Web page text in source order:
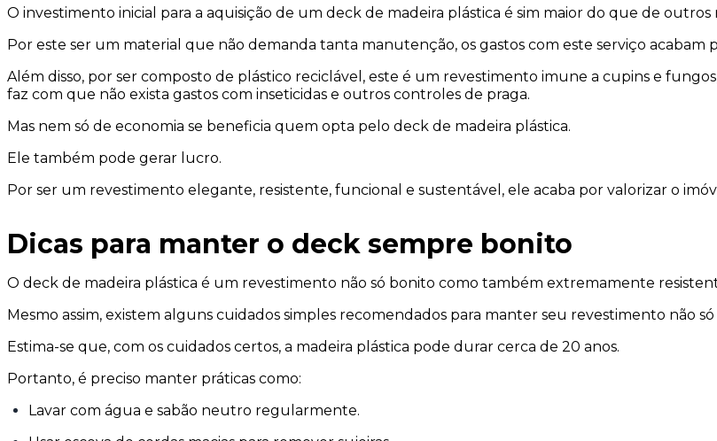
O investimento inicial para a aquisição de um deck de madeira plástica é sim maior do que de
Por este ser um material que não demanda tanta manutenção, os gastos com este serviço acabam
Além disso, por ser composto de plástico reciclável, este é um revestimento imune a cupins e
faz com que não exista gastos com inseticidas e outros controles de praga.
Mas nem só de economia se beneficia quem opta pelo deck de madeira plástica.
Ele também pode gerar lucro.
Por ser um revestimento elegante, resistente, funcional e sustentável, ele acaba por valorizar o
Dicas para manter o deck sempre bonito
O deck de madeira plástica é um revestimento não só bonito como também extremamente
Mesmo assim, existem alguns cuidados simples recomendados para manter seu revestimento não
Estima-se que, com os cuidados certos, a madeira plástica pode durar cerca de 20 anos.
Portanto, é preciso manter práticas como:
Lavar com água e sabão neutro regularmente.